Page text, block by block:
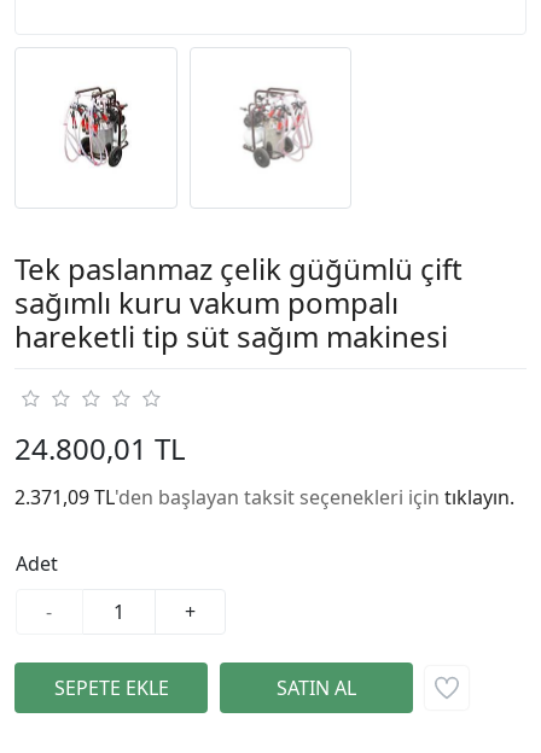
Tek paslanmaz çelik güğümlü çift
sağımlı kuru vakum pompalı
hareketli tip süt sağım makinesi
24.800,01 TL
2.371,09 TL'den başlayan taksit seçenekleri için tıklayın.
Adet
-
+